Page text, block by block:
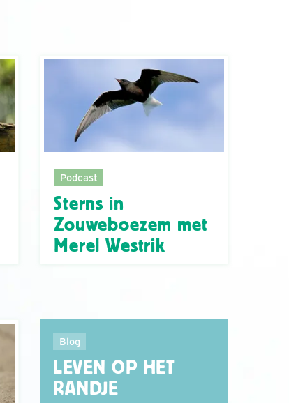
Podcast
Sterns in
Zouweboezem met
Merel Westrik
Blog
LEVEN OP HET
RANDJE